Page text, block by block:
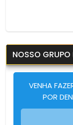
NOSSO GRUPO
VENHA
POR